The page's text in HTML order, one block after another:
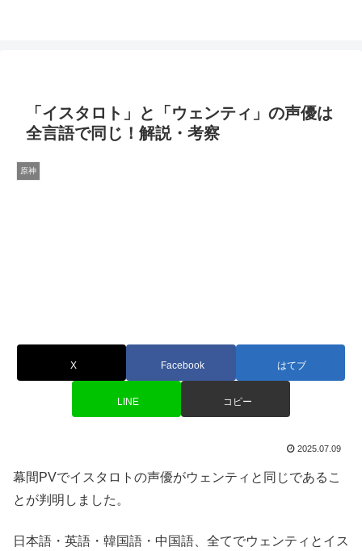
「イスタロト」と「ウェンティ」の声優は
全言語で同じ！解説・考察
原神
X Facebook はてブ
LINE コピー
2025.07.09
幕間PVでイスタロトの声優がウェンティと同じであるこ
とが判明しました。
日本語・英語・韓国語・中国語、全てでウェンティとイス